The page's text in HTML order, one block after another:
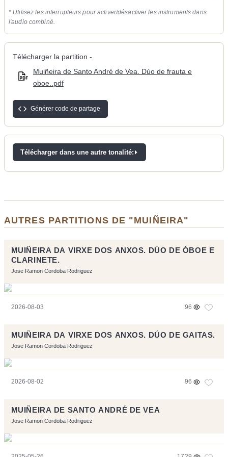
* Utilisez les interrupteurs pour activer/désactiver les instruments dans
l'audio combiné.
Télécharger la partition -
Muiñeira de Santo André de Vea. Dúo de frauta e
oboe..pdf
Générer code de partage
Télécharger dans une autre tonalité:
AUTRES PARTITIONS DE "MUIÑEIRA"
MUIÑEIRA DA VIRXE DOS ANXOS. DÚO DE ÓBOE E
CLARINETE.
Jose Ramon Cordoba Rodriguez
2026-08-03 96
MUIÑEIRA DA VIRXE DOS ANXOS. DÚO DE GAITAS.
Jose Ramon Cordoba Rodriguez
2026-08-02 96
MUIÑEIRA DE SANTO ANDRÉ DE VEA
Jose Ramon Cordoba Rodriguez